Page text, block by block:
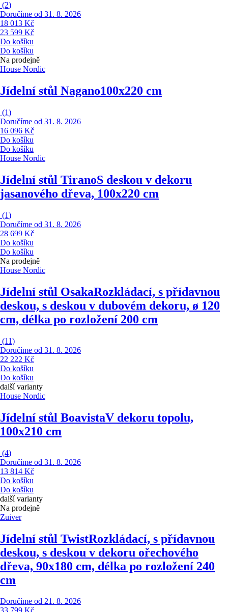
(2)
Doručíme od 31. 8. 2026
18 013 Kč
23 599 Kč
Do košíku
Do košíku
Na prodejně
House Nordic
Jídelní stůl Nagano100x220 cm
(1)
Doručíme od 31. 8. 2026
16 096 Kč
Do košíku
Do košíku
House Nordic
Jídelní stůl TiranoS deskou v dekoru
jasanového dřeva, 100x220 cm
(1)
Doručíme od 31. 8. 2026
28 699 Kč
Do košíku
Do košíku
Na prodejně
House Nordic
Jídelní stůl OsakaRozkládací, s přídavnou
deskou, s deskou v dubovém dekoru, ø 120
cm, délka po rozložení 200 cm
(11)
Doručíme od 31. 8. 2026
22 222 Kč
Do košíku
Do košíku
další varianty
House Nordic
Jídelní stůl BoavistaV dekoru topolu,
100x210 cm
(4)
Doručíme od 31. 8. 2026
13 814 Kč
Do košíku
Do košíku
další varianty
Na prodejně
Zuiver
Jídelní stůl TwistRozkládací, s přídavnou
deskou, s deskou v dekoru ořechového
dřeva, 90x180 cm, délka po rozložení 240
cm
Doručíme od 21. 8. 2026